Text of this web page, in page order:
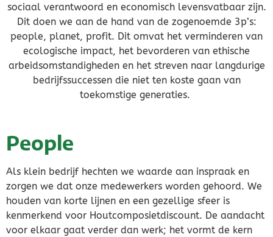
Tuinmeubelen
Tuinhek
Bloembakken
Gaas&Beugels
Diversen
Sale
sociaal verantwoord en economisch levensvatbaar zijn.
Dit doen we aan de hand van de zogenoemde 3p’s:
people, planet, profit. Dit omvat het verminderen van
ecologische impact, het bevorderen van ethische
arbeidsomstandigheden en het streven naar langdurige
bedrijfssuccessen die niet ten koste gaan van
toekomstige generaties.
People
Als klein bedrijf hechten we waarde aan inspraak en
zorgen we dat onze medewerkers worden gehoord. We
houden van korte lijnen en een gezellige sfeer is
kenmerkend voor Houtcomposietdiscount. De aandacht
voor elkaar gaat verder dan werk; het vormt de kern